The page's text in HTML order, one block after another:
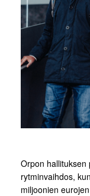
Orpon hallituksen
rytminvaihdos,
miljoonien